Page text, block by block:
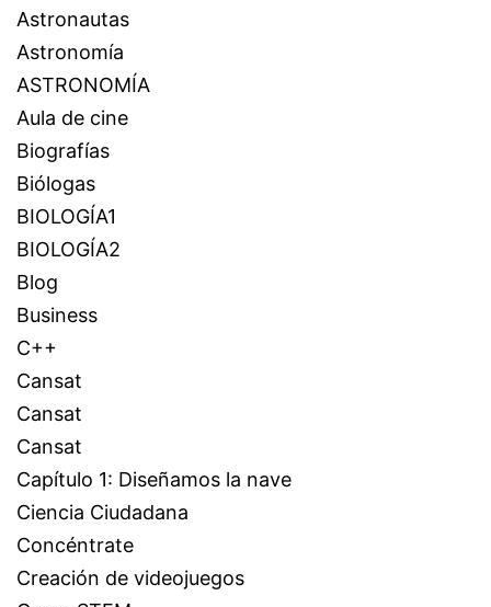
Astronautas
Astronomía
ASTRONOMÍA
Aula de cine
Biografías
Biólogas
BIOLOGÍA1
BIOLOGÍA2
Blog
Business
C++
Cansat
Cansat
Cansat
Capítulo 1: Diseñamos la nave
Ciencia Ciudadana
Concéntrate
Creación de videojuegos